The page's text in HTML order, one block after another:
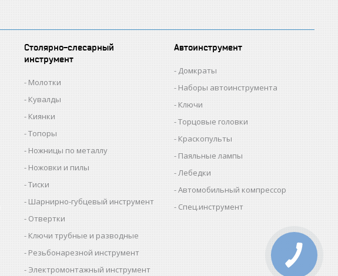
Столярно-слесарный
инструмент
Молотки
Кувалды
Киянки
Топоры
Ножницы по металлу
Ножовки и пилы
Тиски
Шарнирно-губцевый инструмент
Отвертки
Ключи трубные и разводные
Резьбонарезной инструмент
Электромонтажный инструмент
Автоинструмент
Домкраты
Наборы автоинструмента
Ключи
Торцовые головки
Краскопульты
Паяльные лампы
Лебедки
Автомобильный компрессор
Спец.инструмент